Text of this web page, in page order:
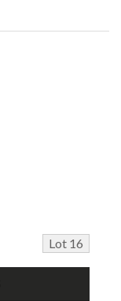
Lot 16